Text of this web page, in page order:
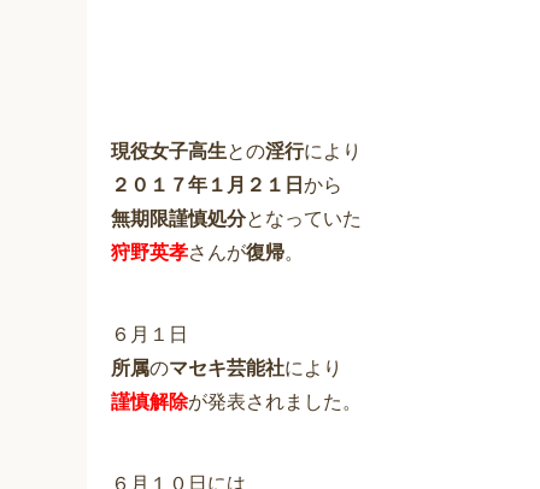
現役女子高生との淫行により
２０１７年１月２１日 から
無期限謹慎処分となっていた
狩野英孝さんが復帰。
６月１日
所属のマセキ芸能社により
謹慎解除が発表されました。
６月１０日には